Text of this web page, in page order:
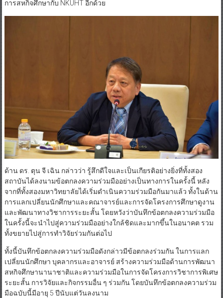
การสหกิจศึกษากับ NKUHT อีกด้วย
ด้าน ดร. ตุน จี เฉิน กล่าวว่า รู้สึกดีใจและเป็นเกียรติอย่างยิ่งที่ทั้งสอง
สถาบันได้ลงนามข้อตกลงความร่วมมืออย่างเป็นทางการในครั้งนี้ หลัง
จากที่ทั้งสองมหาวิทยาลัยได้เริ่มดำเนินความร่วมมือกันมาแล้ว ทั้งในด้าน
การแลกเปลี่ยนนักศึกษาและคณาจารย์และการจัดโครงการศึกษาดูงาน
และพัฒนาทางวิชาการระยะสั้น โดยหวังว่าบันทึกข้อตกลงความร่วมมือ
ในครั้งนี้จะนำไปสู่ความร่วมมืออย่างใกล้ชิดและมากขึ้นในอนาคต รวม
ทั้งขยายไปสู่การทำวิจัยร่วมกันต่อไป
ทั้งนี้บันทึกข้อตกลงความร่วมมือดังกล่าวมีข้อตกลงร่วมกัน ในการแลก
เปลี่ยนนักศึกษา บุคลากรและอาจารย์ สร้างความร่วมมือด้านการพัฒนา
สหกิจศึกษานานาชาติและความร่วมมือในการจัดโครงการวิชาการพิเศษ
ระยะสั้น การวิจัยและกิจกรรมอื่น ๆ ร่วมกัน โดยบันทึกข้อตกลงความร่วม
มือฉบับนี้มีอายุ 5 ปีนับแต่วันลงนาม